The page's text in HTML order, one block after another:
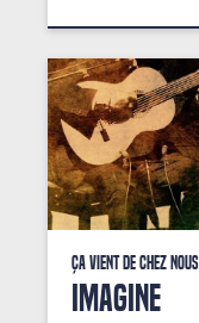
Ça vient de chez nous
IMAGINE